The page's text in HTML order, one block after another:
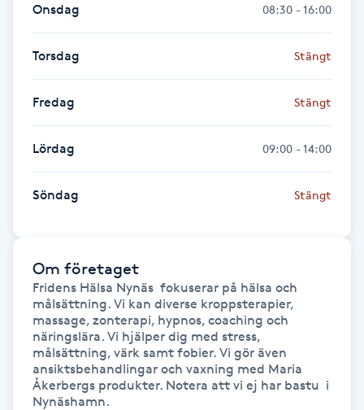
Hårförlängning
Hårvård
Hälsa
Hälsprickor
Idrottsmassage
IPL hårborttagning
IR-massage
Onsdag 08:30 - 16:00
Torsdag Stängt
Fredag Stängt
Lördag 09:00 - 14:00
Söndag Stängt
Om företaget
Fridens Hälsa Nynäs  fokuserar på hälsa och
målsättning. Vi kan diverse kroppsterapier,
massage, zonterapi, hypnos, coaching och
näringslära. Vi hjälper dig med stress,
målsättning, värk samt fobier. Vi gör även
ansiktsbehandlingar och vaxning med Maria
Åkerbergs produkter. Notera att vi ej har bastu  i
Nynäshamn.